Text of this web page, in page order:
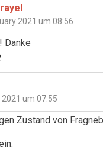
2021 um 08:56
Danke
um 07:55
Zustand von